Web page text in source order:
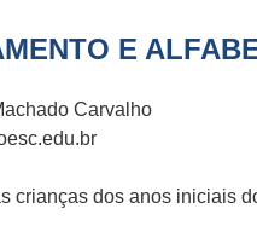
E
Carvalho
crianças dos anos iniciais